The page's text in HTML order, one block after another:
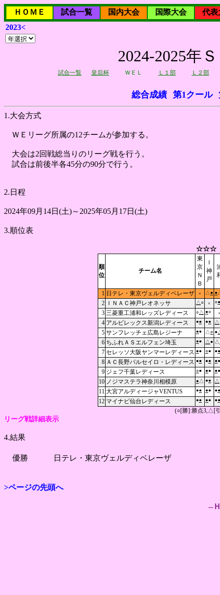
ＨＯＭＥ 試合一覧 国内大会 国際大会
代表
2023<
2024-2025年
試合一覧 皇后杯 ＷＥＬ Ｌ１部 Ｌ２部
総合成績 第1クール
1.大会方式
ＷＥリーグ所属の12チームが参加する。
大会は2回戦総当りのリーグ戦を行う。
試合は前後半各45分の90分で行う。
2.日程
2024年09月14日(土)～2025年05月17日(土)
3.順位表
☆☆☆
順
位
チーム名
東
京
Ｎ
Ｂ
Ｉ
神
戸
1 日テレ・東京ヴェルディベレーザ × △ ● ●
2 ＩＮＡＣ神戸レオネッサ △ ○ × ○●
3 三菱重工浦和レッズレディース ○△ ●○
4 アルビレックス新潟レディース ●● ●● △
5 サンフレッチェ広島レジーナ ●● △○ ●
6 ちふれＡＳエルフェン埼玉 ●● △ ● △
7 セレッソ大阪ヤンマーレディース ●● ○● ●●
8 ＡＣ長野パルセイロ・レディース ●● ●● ●●
9 ジェフ千葉レディース ○● ●● ●●
10 ノジマステラ神奈川相模原 ● △ ●● △
11 大宮アルディージャVENTUS ●● ●● ●●
12 マイナビ仙台レディース ●● ●● ●●
(○[勝]:勝点3,△[
リーグ戦詳細表示
4.結果
優勝 日テレ・東京ヴェルディベレーザ
>ページの先頭へ
--